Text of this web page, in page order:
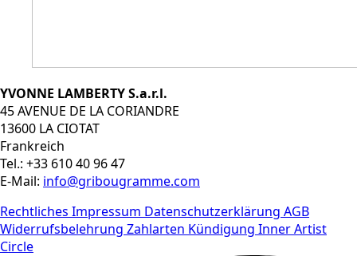
YVONNE LAMBERTY S.a.r.l.
45 AVENUE DE LA CORIANDRE
13600 LA CIOTAT
Frankreich
Tel.: +33 610 40 96 47
E-Mail: info@gribougramme.com
Rechtliches Impressum Datenschutzerklärung AGB
Widerrufsbelehrung Zahlarten Kündigung Inner Artist
Circle